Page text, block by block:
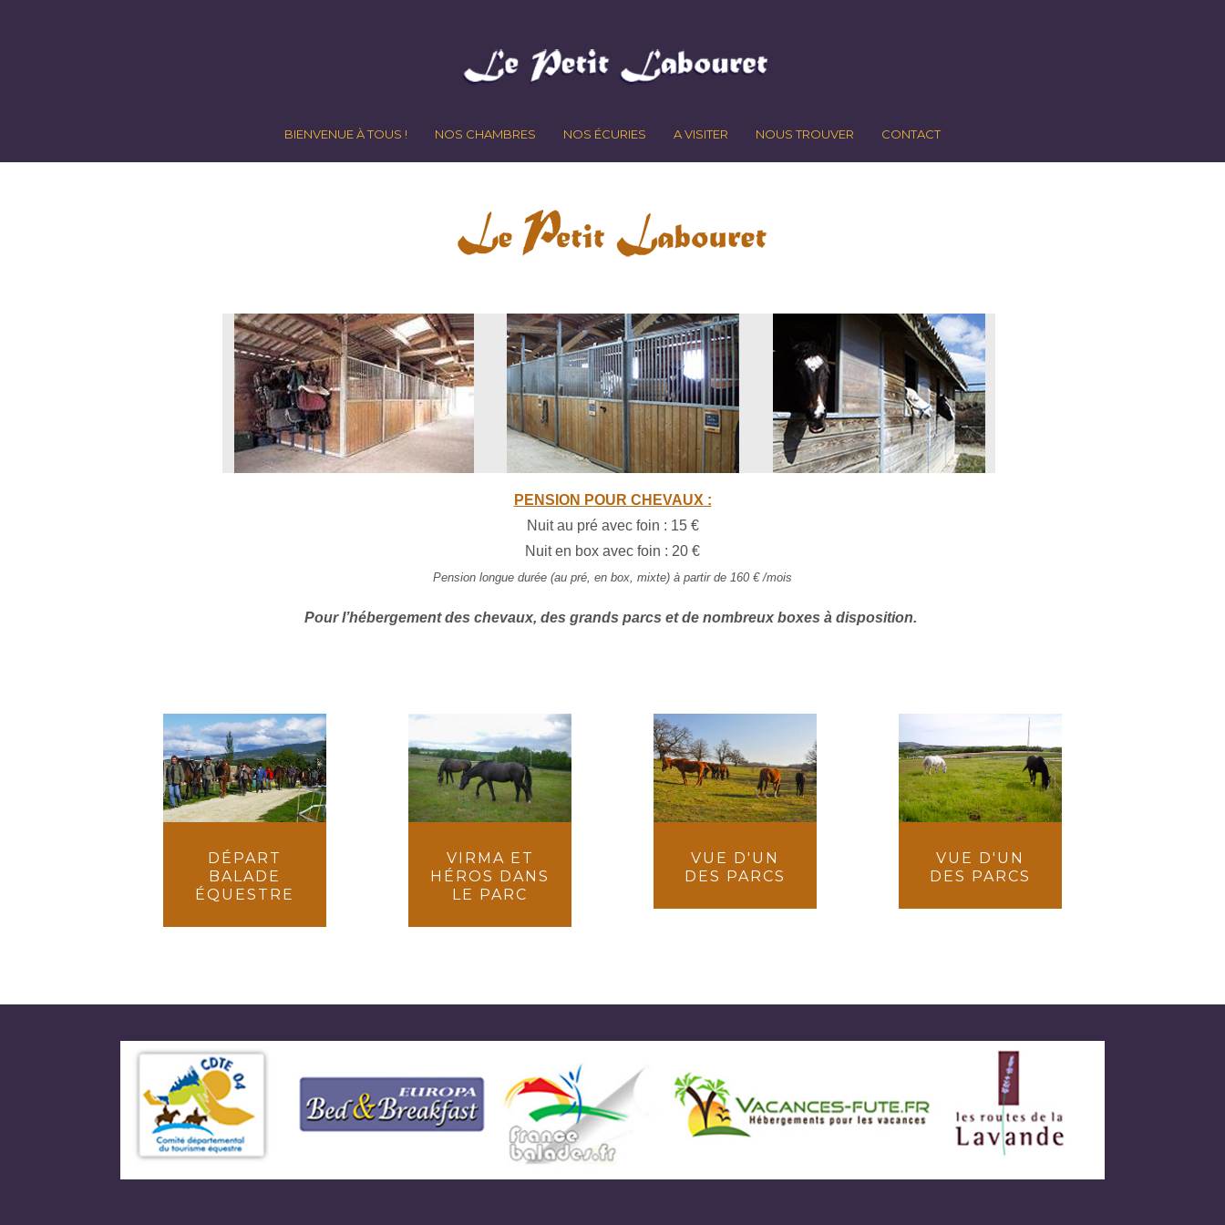
BIENVENUE À TOUS ! NOS CHAMBRES NOS ÉCURIES A VISITER NOUS TROUVER CONTACT
PENSION POUR CHEVAUX :
Nuit au pré avec foin : 15 €
Nuit en box avec foin : 20 €
Pension longue durée (au pré, en box, mixte) à partir de 160 € /mois
Pour l’hébergement des chevaux, des grands parcs et de nombreux boxes à disposition.
DÉPART
BALADE
ÉQUESTRE
VIRMA ET
HÉROS DANS
LE PARC
VUE D'UN
DES PARCS
VUE D'UN
DES PARCS